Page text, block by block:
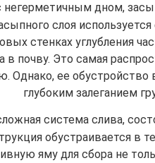
негерметичным дном,
слоя
стенках углубления
в почву. Это самая
Однако, ее обустройство
глубоким залеганием
система слива,
обустраивается в
яму для сбора не